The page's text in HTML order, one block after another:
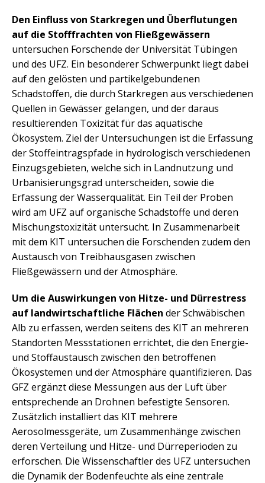
Den Einfluss von Starkregen und Überflutungen
auf die Stofffrachten von Fließgewässern
untersuchen Forschende der Universität Tübingen
und des UFZ. Ein besonderer Schwerpunkt liegt dabei
auf den gelösten und partikelgebundenen
Schadstoffen, die durch Starkregen aus verschiedenen
Quellen in Gewässer gelangen, und der daraus
resultierenden Toxizität für das aquatische
Ökosystem. Ziel der Untersuchungen ist die Erfassung
der Stoffeintragspfade in hydrologisch verschiedenen
Einzugsgebieten, welche sich in Landnutzung und
Urbanisierungsgrad unterscheiden, sowie die
Erfassung der Wasserqualität. Ein Teil der Proben
wird am UFZ auf organische Schadstoffe und deren
Mischungstoxizität untersucht. In Zusammenarbeit
mit dem KIT untersuchen die Forschenden zudem den
Austausch von Treibhausgasen zwischen
Fließgewässern und der Atmosphäre.
Um die Auswirkungen von Hitze- und Dürrestress
auf landwirtschaftliche Flächen der Schwäbischen
Alb zu erfassen, werden seitens des KIT an mehreren
Standorten Messstationen errichtet, die den Energie-
und Stoffaustausch zwischen den betroffenen
Ökosystemen und der Atmosphäre quantifizieren. Das
GFZ ergänzt diese Messungen aus der Luft über
entsprechende an Drohnen befestigte Sensoren.
Zusätzlich installiert das KIT mehrere
Aerosolmessgeräte, um Zusammenhänge zwischen
deren Verteilung und Hitze- und Dürreperioden zu
erforschen. Die Wissenschaftler des UFZ untersuchen
die Dynamik der Bodenfeuchte als eine zentrale